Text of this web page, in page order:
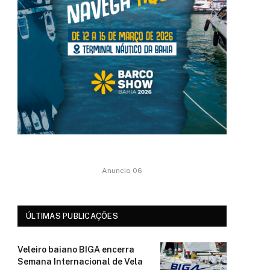
Anuncio 06
ÚLTIMAS PUBLICAÇÕES
Veleiro baiano BIGA encerra
Semana Internacional de Vela